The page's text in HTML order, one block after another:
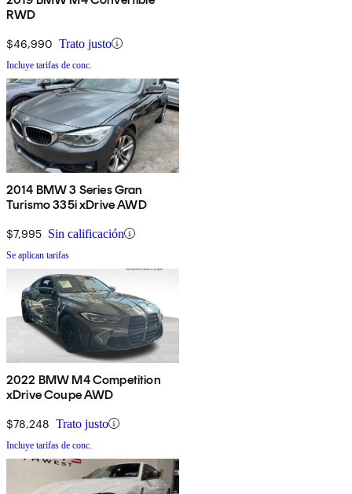
RWD
$46,990 Trato justo
Incluye tarifas de conc.
2014 BMW 3 Series Gran
Turismo 335i xDrive AWD
$7,995 Sin calificación
Se aplican tarifas
2022 BMW M4 Competition
xDrive Coupe AWD
$78,248 Trato justo
Incluye tarifas de conc.